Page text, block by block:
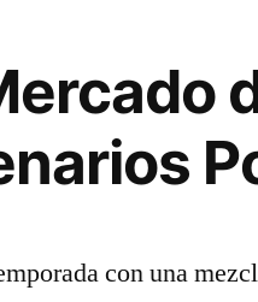
con una